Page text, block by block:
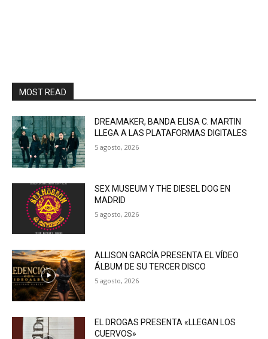
MOST READ
DREAMAKER, BANDA ELISA C. MARTIN
LLEGA A LAS PLATAFORMAS DIGITALES
5 agosto, 2026
SEX MUSEUM Y THE DIESEL DOG EN
MADRID
5 agosto, 2026
ALLISON GARCÍA PRESENTA EL VÍDEO
ÁLBUM DE SU TERCER DISCO
5 agosto, 2026
EL DROGAS PRESENTA «LLEGAN LOS
CUERVOS»